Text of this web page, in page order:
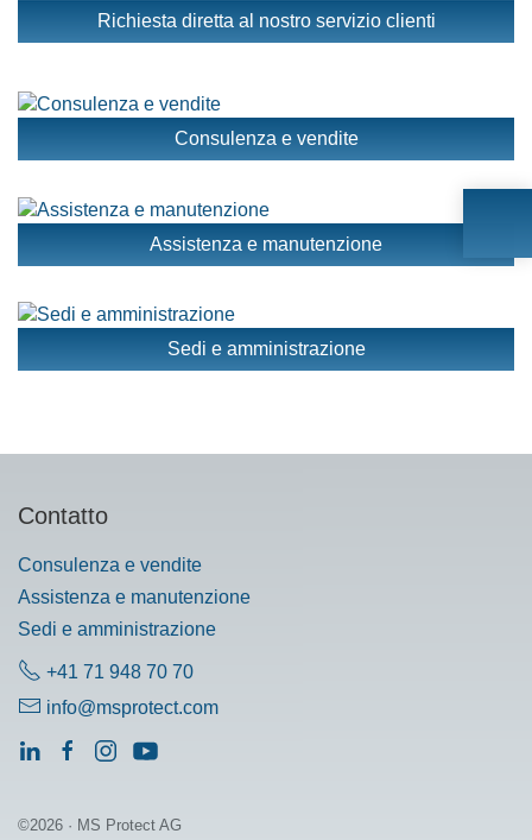
Richiesta diretta al nostro servizio clienti
Consulenza e vendite
Assistenza e manutenzione
Sedi e amministrazione
Contatto
Consulenza e vendite
Assistenza e manutenzione
Sedi e amministrazione
+41 71 948 70 70
info@msprotect.com
©2026 · MS Protect AG